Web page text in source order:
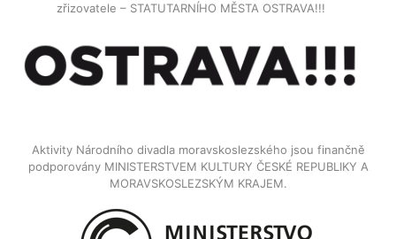
zřizovatele – STATUTARNÍHO MĚSTA OSTRAVA!!!
Aktivity Národního divadla moravskoslezského jsou finančně
podporovány MINISTERSTVEM KULTURY ČESKÉ REPUBLIKY A
MORAVSKOSLEZSKÝM KRAJEM.